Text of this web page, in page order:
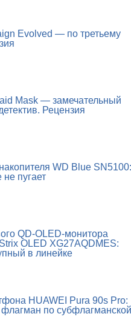
Evolved — по третьему
Mask — замечательный
Рецензия
WD Blue SN5100:
пугает
QD-OLED-монитора
OLED XG27AQDMES:
в линейке
HUAWEI Pura 90s Pro:
по субфлагманской